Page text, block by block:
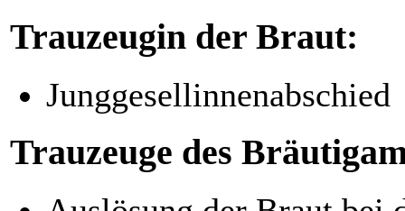
Trauzeugin der Braut:
Junggesellinnenabschied
Trauzeuge des